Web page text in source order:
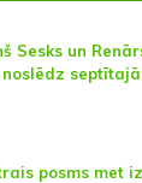
Sesks un
posms met